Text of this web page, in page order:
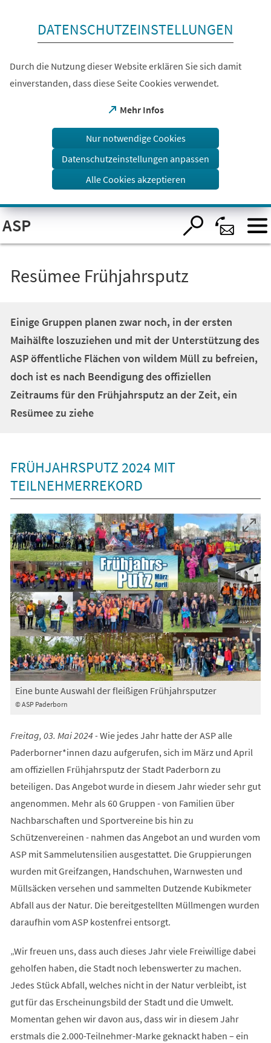
Visuelle
Assistenzsoftware
öffnen.
DATENSCHUTZEINSTELLUNGEN
Durch die Nutzung dieser Website erklären Sie sich damit
einverstanden, dass diese Seite Cookies verwendet.
Mehr Infos
(Öffnet
einem
Tab)
Nur notwendige Cookies
Datenschutzeinstellungen anpassen
Alle Cookies akzeptieren
ASP
Resümee Frühjahrsputz
Einige Gruppen planen zwar noch, in der ersten
Maihälfte loszuziehen und mit der Unterstützung des
ASP öffentliche Flächen von wildem Müll zu befreien,
doch ist es nach Beendigung des offiziellen
Zeitraums für den Frühjahrsputz an der Zeit, ein
Resümee zu ziehe
FRÜHJAHRSPUTZ 2024 MIT
TEILNEHMERREKORD
© ASP Paderborn
Eine bunte Auswahl der fleißigen Frühjahrsputzer
Freitag, 03. Mai 2024 -Wie jedes Jahr hatte der ASP alle
Paderborner*innen dazu aufgerufen, sich im März und April
am offiziellen Frühjahrsputz der Stadt Paderborn zu
beteiligen. Das Angebot wurde in diesem Jahr wieder sehr gut
angenommen. Mehr als 60 Gruppen - von Familien über
Nachbarschaften und Sportvereine bis hin zu
Schützenvereinen - nahmen das Angebot an und wurden vom
ASP mit Sammelutensilien ausgestattet. Die Gruppierungen
wurden mit Greifzangen, Handschuhen, Warnwesten und
Müllsäcken versehen und sammelten Dutzende Kubikmeter
Abfall aus der Natur. Die bereitgestellten Müllmengen wurden
daraufhin vom ASP kostenfrei entsorgt.
„Wir freuen uns, dass auch dieses Jahr viele Freiwillige dabei
geholfen haben, die Stadt noch lebenswerter zu machen.
Jedes Stück Abfall, welches nicht in der Natur verbleibt, ist
gut für das Erscheinungsbild der Stadt und die Umwelt.
Momentan gehen wir davon aus, dass wir in diesem Jahr
erstmals die 2.000-Teilnehmer-Marke geknackt haben – ein